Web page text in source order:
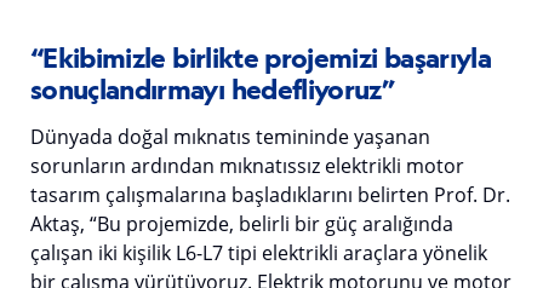
“Ekibimizle birlikte projemizi başarıyla
sonuçlandırmayı hedefliyoruz”
Dünyada doğal mıknatıs temininde yaşanan
sorunların ardından mıknatıssız elektrikli motor
tasarım çalışmalarına başladıklarını belirten Prof. Dr.
Aktaş, “Bu projemizde, belirli bir güç aralığında
çalışan iki kişilik L6-L7 tipi elektrikli araçlara yönelik
bir çalışma yürütüyoruz. Elektrik motorunu ve motor